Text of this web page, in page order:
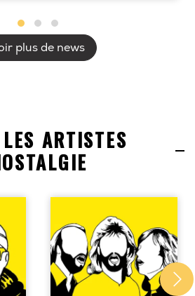
plus de news
ARTISTES